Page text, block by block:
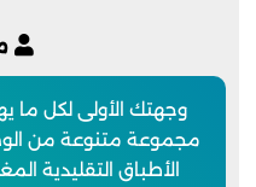
وجهتك الأولى لكل ما
مجموعة متنوعة من
الأطباق التقليدية